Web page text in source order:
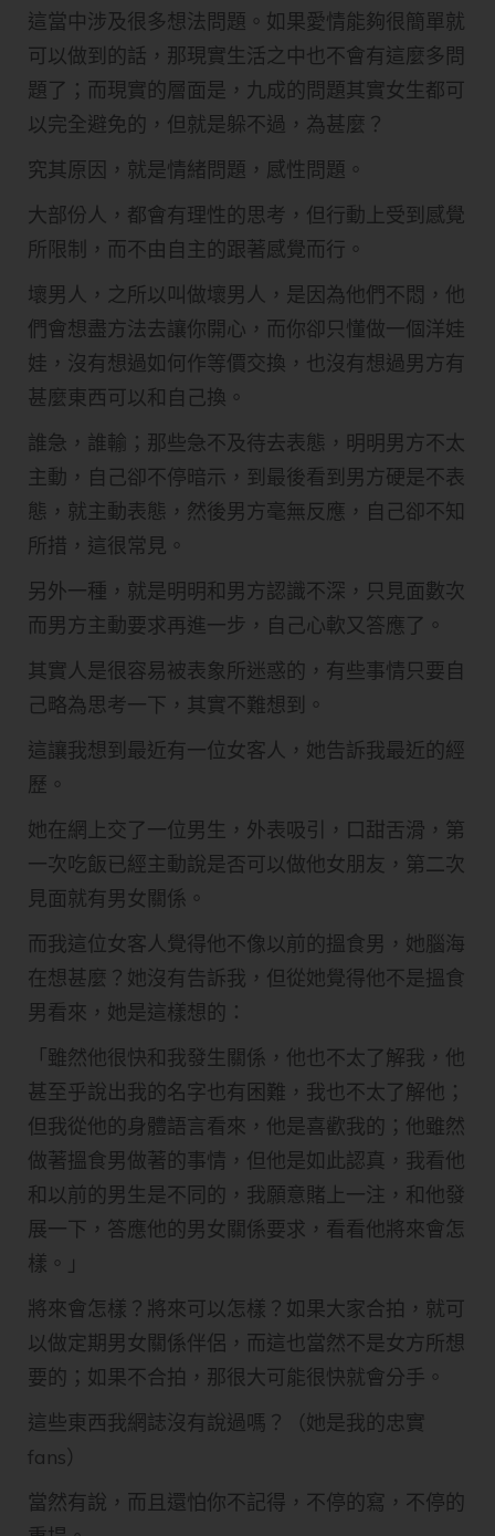
這當中涉及很多想法問題。如果愛情能夠很簡單就
可以做到的話，那現實生活之中也不會有這麼多問
題了；而現實的層面是，九成的問題其實女生都可
以完全避免的，但就是躲不過，為甚麼？
究其原因，就是情緒問題，感性問題。
大部份人，都會有理性的思考，但行動上受到感覺
所限制，而不由自主的跟著感覺而行。
壞男人，之所以叫做壞男人，是因為他們不悶，他
們會想盡方法去讓你開心，而你卻只懂做一個洋娃
娃，沒有想過如何作等價交換，也沒有想過男方有
甚麼東西可以和自己換。
誰急，誰輸；那些急不及待去表態，明明男方不太
主動，自己卻不停暗示，到最後看到男方硬是不表
態，就主動表態，然後男方毫無反應，自己卻不知
所措，這很常見。
另外一種，就是明明和男方認識不深，只見面數次
而男方主動要求再進一步，自己心軟又答應了。
其實人是很容易被表象所迷惑的，有些事情只要自
己略為思考一下，其實不難想到。
這​讓我想到最近有一位女客人，她告訴我最近的經
歷。
她在網上交了一位男生，外表吸引，口甜舌滑，第
一次吃飯已經主動說是否可以做他女朋友，第二次
見面就有男女關係。
而我這位女客人覺得他不像以前的搵食男，她腦海
在想甚麼？她沒有告訴我，但從她覺得他不是搵食
男看來，她是這樣想的：
「雖然他很快和我發生關係，他也不太了解我，他
甚至乎說出我的名字也有困難，我也不太了解他；
但我從他的身體語言看來，他是喜歡我的；他雖然
做著搵食男做著的事情，但他是如此認真，我看他
和以前的男生是不同的，我願意賭上一注，和他發
展一下，答應他的男女關係要求，看看他將來會怎
樣。」
將來會怎樣？將來可以怎樣？如果大家合拍，就可
以做定期男女關係伴侶，而這也當然不是女方所想
要的；如果不合拍，那很大可能很快就會分手。
這些東西我網誌沒有說過嗎？（她是我的忠實
fans）
當然有說，而且還怕你不記得，不停的寫，不停的